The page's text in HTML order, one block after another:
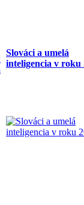
Slováci a umelá
inteligencia v roku